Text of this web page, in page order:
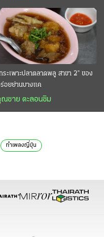
ระเพาะปลาตลาดพลู สาขา 2” ของ
อยย่านบางแค
ชาย ตะลอนชิม
ทำเพลงญี่ปุ่น